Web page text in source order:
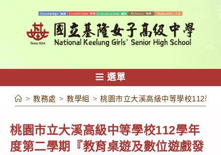
容
選單
> 教務處 > 教學組 > 桃園市立大溪高級中等學校112學
桃園市立大溪高級中等學校112學年
度第二學期『教育桌遊及數位遊戲發